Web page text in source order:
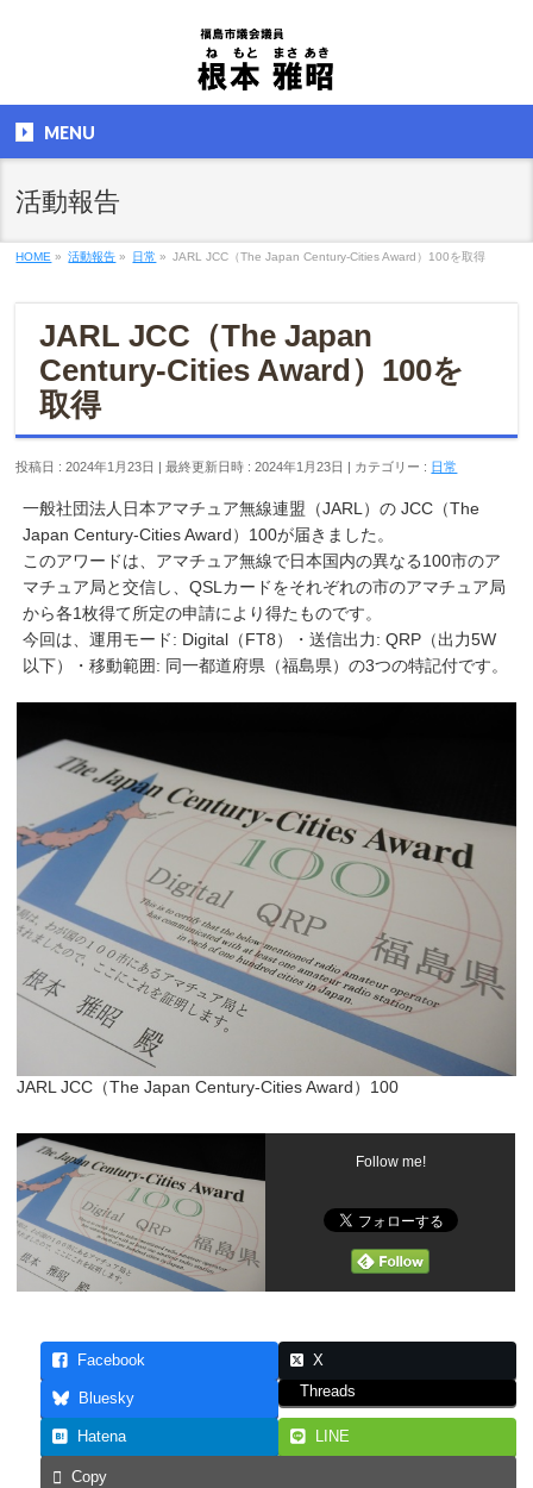
MENU
活動報告
HOME » 活動報告 » 日常 » JARL JCC（The Japan Century-Cities Award）100を取得
JARL JCC（The Japan
Century-Cities Award）100を
取得
投稿日 : 2024年1月23日 最終更新日時 : 2024年1月23日 カテゴリー : 日常
一般社団法人日本アマチュア無線連盟（JARL）の JCC（The
Japan Century-Cities Award）100が届きました。
このアワードは、アマチュア無線で日本国内の異なる100市のア
マチュア局と交信し、QSLカードをそれぞれの市のアマチュア局
から各1枚得て所定の申請により得たものです。
今回は、運用モード: Digital（FT8）・送信出力: QRP（出力5W
以下）・移動範囲: 同一都道府県（福島県）の3つの特記付です。
JARL JCC（The Japan Century-Cities Award）100
Follow me!
Facebook X
Bluesky Threads
Hatena LINE
Copy